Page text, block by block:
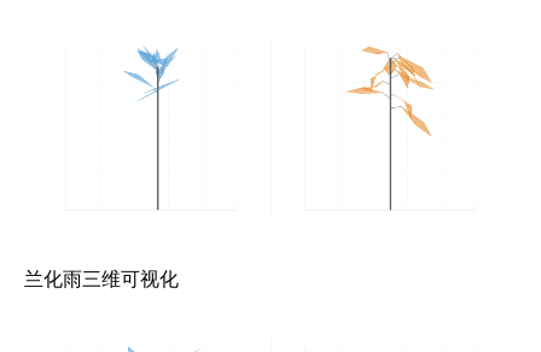
兰化雨三维可视化